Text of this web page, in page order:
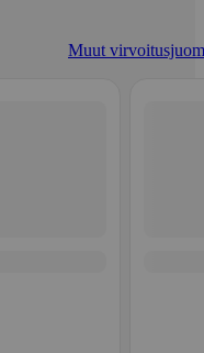
Muut